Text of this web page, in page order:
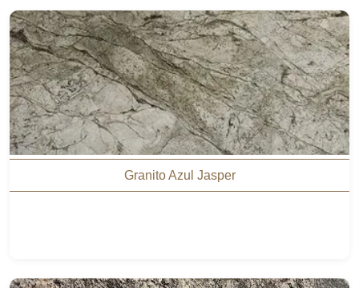
Granito Azul Jasper